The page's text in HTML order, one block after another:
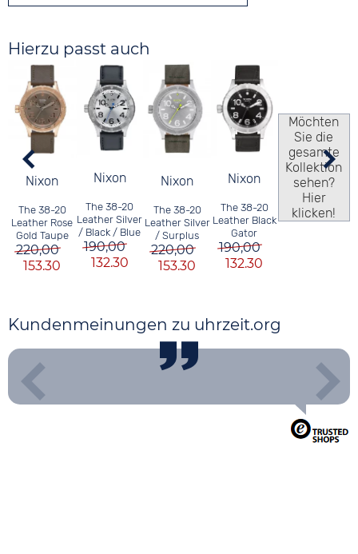
Hierzu passt auch
Nixon
The 38-20
Leather Rose
Gold Taupe
220,00
153.30
Nixon
The 38-20
Leather Silver
/ Black / Blue
190,00
132.30
Nixon
The 38-20
Leather Silver
/ Surplus
220,00
153.30
Nixon
The 38-20
Leather Black
Gator
190,00
132.30
Möchten
Sie die
gesamte
Kollektion
sehen?
Hier
klicken!
Kundenmeinungen zu uhrzeit.org